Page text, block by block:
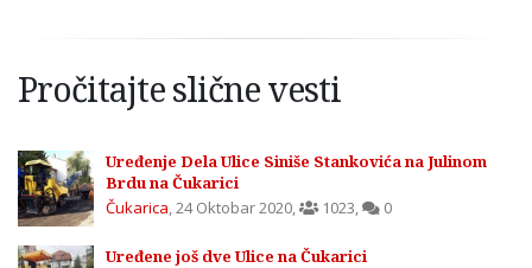
Pročitajte slične vesti
Uređenje Dela Ulice Siniše Stankovića na Julinom
Brdu na Čukarici
Čukarica,24 Oktobar 2020, 1023, 0
Uređene još dve Ulice na Čukarici